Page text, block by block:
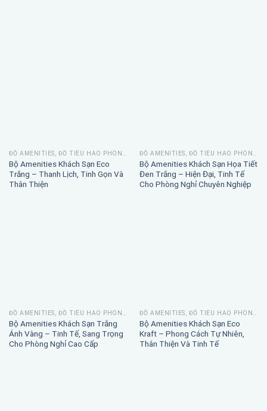
ĐỒ AMENITIES, ĐỒ TIÊU HAO PHÒNG TẮM
Bộ Amenities Khách Sạn Eco
Trắng – Thanh Lịch, Tinh Gọn Và
Thân Thiện
ĐỒ AMENITIES, ĐỒ TIÊU HAO PHÒNG TẮM
Bộ Amenities Khách Sạn Họa Tiết
Đen Trắng – Hiện Đại, Tinh Tế
Cho Phòng Nghỉ Chuyên Nghiệp
ĐỒ AMENITIES, ĐỒ TIÊU HAO PHÒNG TẮM
Bộ Amenities Khách Sạn Trắng
Ánh Vàng – Tinh Tế, Sang Trọng
Cho Phòng Nghỉ Cao Cấp
ĐỒ AMENITIES, ĐỒ TIÊU HAO PHÒNG TẮM
Bộ Amenities Khách Sạn Eco
Kraft – Phong Cách Tự Nhiên,
Thân Thiện Và Tinh Tế